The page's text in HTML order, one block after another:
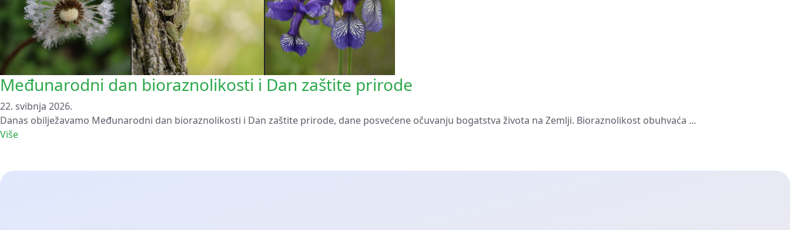
Međunarodni dan bioraznolikosti i Dan zaštite prirode
22. svibnja 2026.
Danas obilježavamo Međunarodni dan bioraznolikosti i Dan zaštite prirode, dane posvećene očuvanju bogatstva života na Zemlji. Bioraznolikost obuhvaća ...
Više